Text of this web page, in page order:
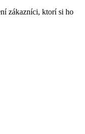
zákazníci, ktorí si ho